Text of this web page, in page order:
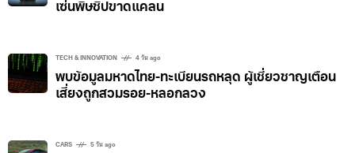
เซ่นพิษชิปขาดแคลน
TECH & INNOVATION 4 วัน ago
พบข้อมูลมหาดไทย-ทะเบียนรถหลุด ผู้เชี่ยวชาญเตือน
เสี่ยงถูกสวมรอย-หลอกลวง
CARS 5 วัน ago